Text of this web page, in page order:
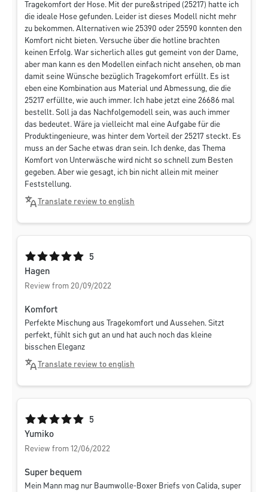
Tragekomfort der Hose. Mit der pure&striped (25217) hatte ich
die ideale Hose gefunden. Leider ist dieses Modell nicht mehr
zu bekommen. Alternativen wie 25390 oder 25590 konnten den
Komfort nicht bieten. Versuche über die hotline brachten
keinen Erfolg. War sicherlich alles gut gemeint von der Dame,
aber man kann es den Modellen einfach nicht ansehen, ob man
damit seine Wünsche bezüglich Tragekomfort erfüllt. Es ist
eben eine Kombination aus Material und Abmessung, die die
25217 erfüllte, wie auch immer. Ich habe jetzt eine 26686 mal
bestellt. Soll ja das Nachfolgemodell sein, was auch immer
das bedeutet. Wäre ja vielleicht mal eine Aufgabe für die
Produktingenieure, was hinter dem Vorteil der 25217 steckt. Es
muss an der Sache etwas dran sein. Ich denke, das Thema
Komfort von Unterwäsche wird nicht so schnell zum Besten
gegeben. Aber wie gesagt, ich bin nicht allein mit meiner
Feststellung.
Translate review to english
Average rating of 5 out of 5 stars
5
Hagen
Review from 20/09/2022
Komfort
Perfekte Mischung aus Tragekomfort und Aussehen. Sitzt
perfekt, fühlt sich gut an und hat auch noch das kleine
bisschen Eleganz
Translate review to english
Average rating of 5 out of 5 stars
5
Yumiko
Review from 12/06/2022
Super bequem
Mein Mann mag nur Baumwolle-Boxer Briefs von Calida, super